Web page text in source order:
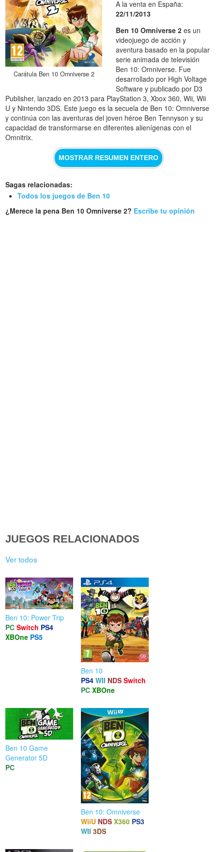
Carátula Ben 10 Omniverse 2
A la venta en España:
22/11/2013
Ben 10 Omniverse 2 es un
videojuego de acción y
aventura basado en la popular
serie animada de televisión
Ben 10: Omniverse. Fue
desarrollado por High Voltage
Software y publicado por D3
Publisher, lanzado en 2013 para PlayStation 3, Xbox 360, Wii, Wii
U y Nintendo 3DS. Este juego es la secuela de Ben 10: Omniverse
y continúa con las aventuras del joven héroe Ben Tennyson y su
capacidad de transformarse en diferentes alienígenas con el
Omnitrix.
MOSTRAR RESUMEN ENTERO
Sagas relacionadas:
Todos los juegos de Ben 10
¿Merece la pena Ben 10 Omniverse 2? Escribe tu opinión
JUEGOS RELACIONADOS
Ver todos
Ben 10: Power Trip
PC Switch PS4
XBOne PS5
Ben 10
PS4 WII NDS Switch
PC XBOne
Ben 10 Game
Generator 5D
PC
Ben 10: Omniverse
WiiU NDS X360 PS3
WII 3DS